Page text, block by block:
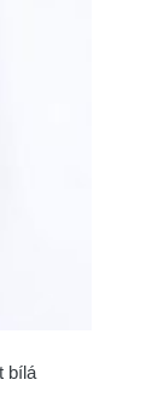
bílá